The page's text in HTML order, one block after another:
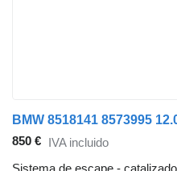
BMW 8518141 8573995
850 € IVA incluido